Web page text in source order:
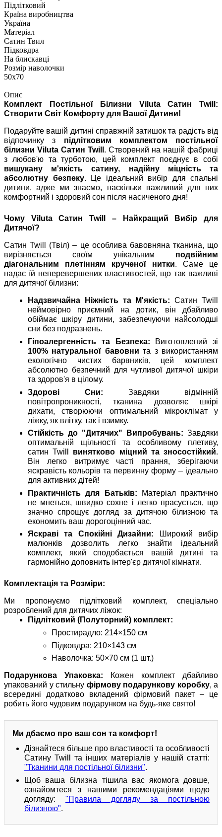
Підлітковий
Країна виробництва
Україна
Матеріал
Сатин Твил
Підковдра
На блискавці
Розмір наволочки
50х70
Опис
Комплект Постільної Білизни Viluta Сатин Twill:
Створити Світ Комфорту для Вашої Дитини!
Подаруйте вашій дитині справжній затишок та радість від
відпочинку з підлітковим комплектом постільної
білизни Viluta Сатин Twill . Створений на нашій фабриці
з любов'ю та турботою, цей комплект поєднує в собі
вишукану м'якість сатину, надійну міцність та
абсолютну безпеку. Це ідеальний вибір для спальні
дитини, адже ми знаємо, наскільки важливий для них
комфортний і здоровий сон після насиченого дня!
Чому Viluta Сатин Twill – Найкращий Вибір для
Дитячої?
Сатин Twill (Твіл) – це особлива бавовняна тканина, що
вирізняється своїм унікальним подвійним
діагональним плетінням крученої нитки. Саме це
надає їй неперевершених властивостей, що так важливі
для дитячої білизни:
Надзвичайна Ніжність та М'якість: Сатин Twill
неймовірно приємний на дотик, він дбайливо
обіймає шкіру дитини, забезпечуючи найсолодші
сни без подразнень.
Гіпоалергенність та Безпека: Виготовлений зі
100% натуральної бавовни та з використанням
екологічно чистих барвників, цей комплект
абсолютно безпечний для чутливої дитячої шкіри
та здоров'я в цілому.
Здорові Сни: Завдяки відмінній
повітропроникності, тканина дозволяє шкірі
дихати, створюючи оптимальний мікроклімат у
ліжку, як влітку, так і взимку.
Стійкість до "Дитячих" Випробувань: Завдяки
оптимальній щільності та особливому плетиву,
сатин Twill винятково міцний та зносостійкий.
Він легко витримує часті прання, зберігаючи
яскравість кольорів та первинну форму – ідеально
для активних дітей!
Практичність для Батьків: Матеріал практично
не мнеться, швидко сохне і легко прасується, що
значно спрощує догляд за дитячою білизною та
економить ваш дорогоцінний час.
Яскраві та Спокійні Дизайни: Широкий вибір
малюнків дозволить легко знайти ідеальний
комплект, який сподобається вашій дитині та
гармонійно доповнить інтер'єр дитячої кімнати.
Комплектація та Розміри:
Ми пропонуємо підлітковий комплект, спеціально
розроблений для дитячих ліжок:
Підлітковий (Полуторний) комплект:
Простирадло: 214×150 см
Підковдра: 210×143 см
Наволочка: 50×70 см (1 шт.)
Подарункова Упаковка: Кожен комплект дбайливо
упакований у стильну фірмову подарункову коробку, а
всередині додатково вкладений фірмовий пакет – це
робить його чудовим подарунком на будь-яке свято!
Ми дбаємо про ваш сон та комфорт!
Дізнайтеся більше про властивості та особливості
Сатину Twill та інших матеріалів у нашій статті:
"Тканини для постільної білизни".
Щоб ваша білизна тішила вас якомога довше,
ознайомтеся з нашими рекомендаціями щодо
догляду: "Правила догляду за постільною
білизною".